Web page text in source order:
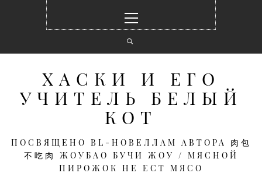
содержимому
меню
ХАСКИ И ЕГО
УЧИТЕЛЬ БЕЛЫЙ
КОТ
ПОСВЯЩЕНО BL-НОВЕЛЛАМ АВТОРА 肉包
不吃肉 ЖОУБАО БУЧИ ЖОУ / МЯСНОЙ
ПИРОЖОК НЕ ЕСТ МЯСО